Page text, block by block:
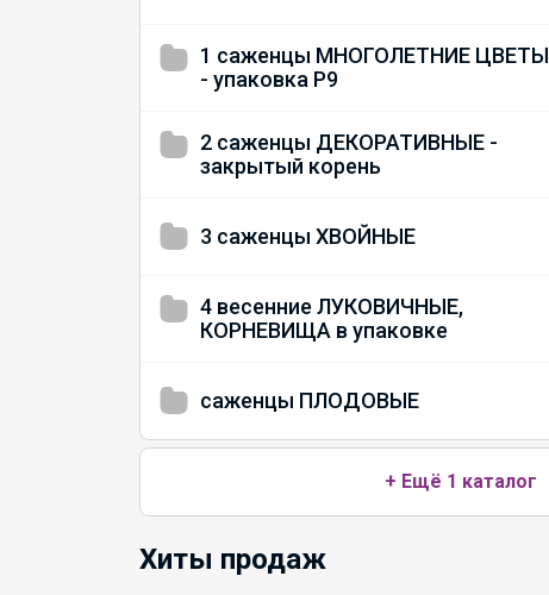
1 саженцы МНОГОЛЕТНИЕ ЦВЕТЫ
- упаковка Р9
2 саженцы ДЕКОРАТИВНЫЕ -
закрытый корень
3 саженцы ХВОЙНЫЕ
4 весенние ЛУКОВИЧНЫЕ,
КОРНЕВИЩА в упаковке
саженцы ПЛОДОВЫЕ
+ Ещё 1 каталог
Хиты продаж